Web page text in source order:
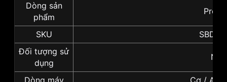
Dòng sản
phẩm
SKU
Đối tượng sử
dụng